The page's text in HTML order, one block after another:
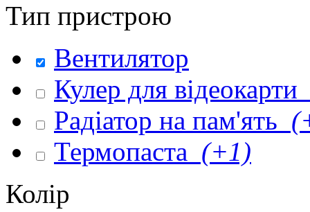
Тип пристрою
Вентилятор
Кулер для відеокарти
Радіатор на пам'ять
Термопаста (+1)
Колір